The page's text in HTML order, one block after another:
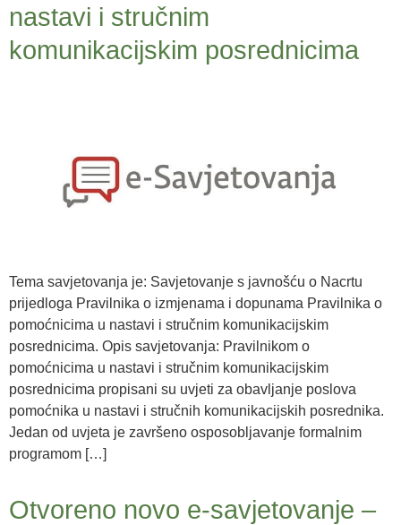
nastavi i stručnim
komunikacijskim posrednicima
Tema savjetovanja je: Savjetovanje s javnošću o Nacrtu
prijedloga Pravilnika o izmjenama i dopunama Pravilnika o
pomoćnicima u nastavi i stručnim komunikacijskim
posrednicima. Opis savjetovanja: Pravilnikom o
pomoćnicima u nastavi i stručnim komunikacijskim
posrednicima propisani su uvjeti za obavljanje poslova
pomoćnika u nastavi i stručnih komunikacijskih posrednika.
Jedan od uvjeta je završeno osposobljavanje formalnim
programom […]
Otvoreno novo e-savjetovanje –